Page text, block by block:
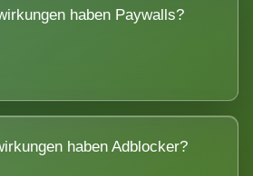
haben Paywalls?
haben Adblocker?